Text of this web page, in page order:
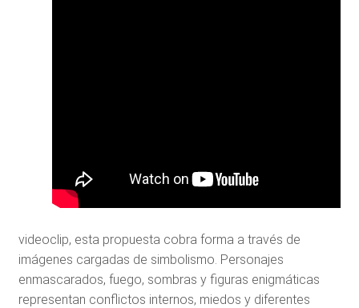
videoclip, esta propuesta cobra forma a través de
imágenes cargadas de simbolismo. Personajes
enmascarados, fuego, sombras y figuras enigmáticas
representan conflictos internos, miedos y diferentes